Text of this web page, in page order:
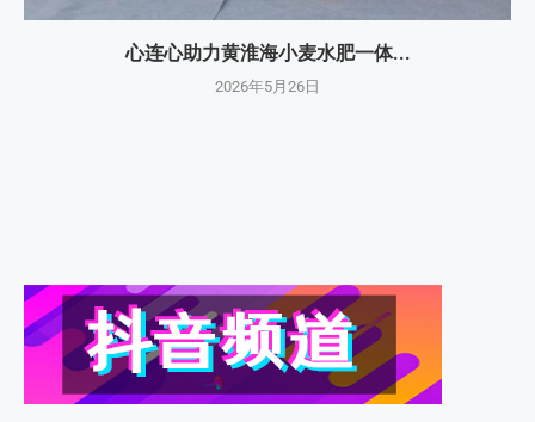
心连心助力黄淮海小麦水肥一体...
2026年5月26日